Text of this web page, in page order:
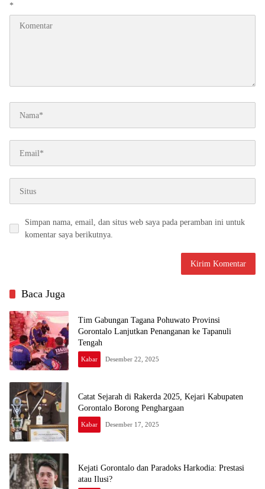
*
Simpan nama, email, dan situs web saya pada peramban ini untuk
komentar saya berikutnya.
Baca Juga
Tim Gabungan Tagana Pohuwato Provinsi
Gorontalo Lanjutkan Penanganan ke Tapanuli
Tengah
Kabar Desember 22, 2025
Catat Sejarah di Rakerda 2025, Kejari Kabupaten
Gorontalo Borong Penghargaan
Kabar Desember 17, 2025
Kejati Gorontalo dan Paradoks Harkodia: Prestasi
atau Ilusi?